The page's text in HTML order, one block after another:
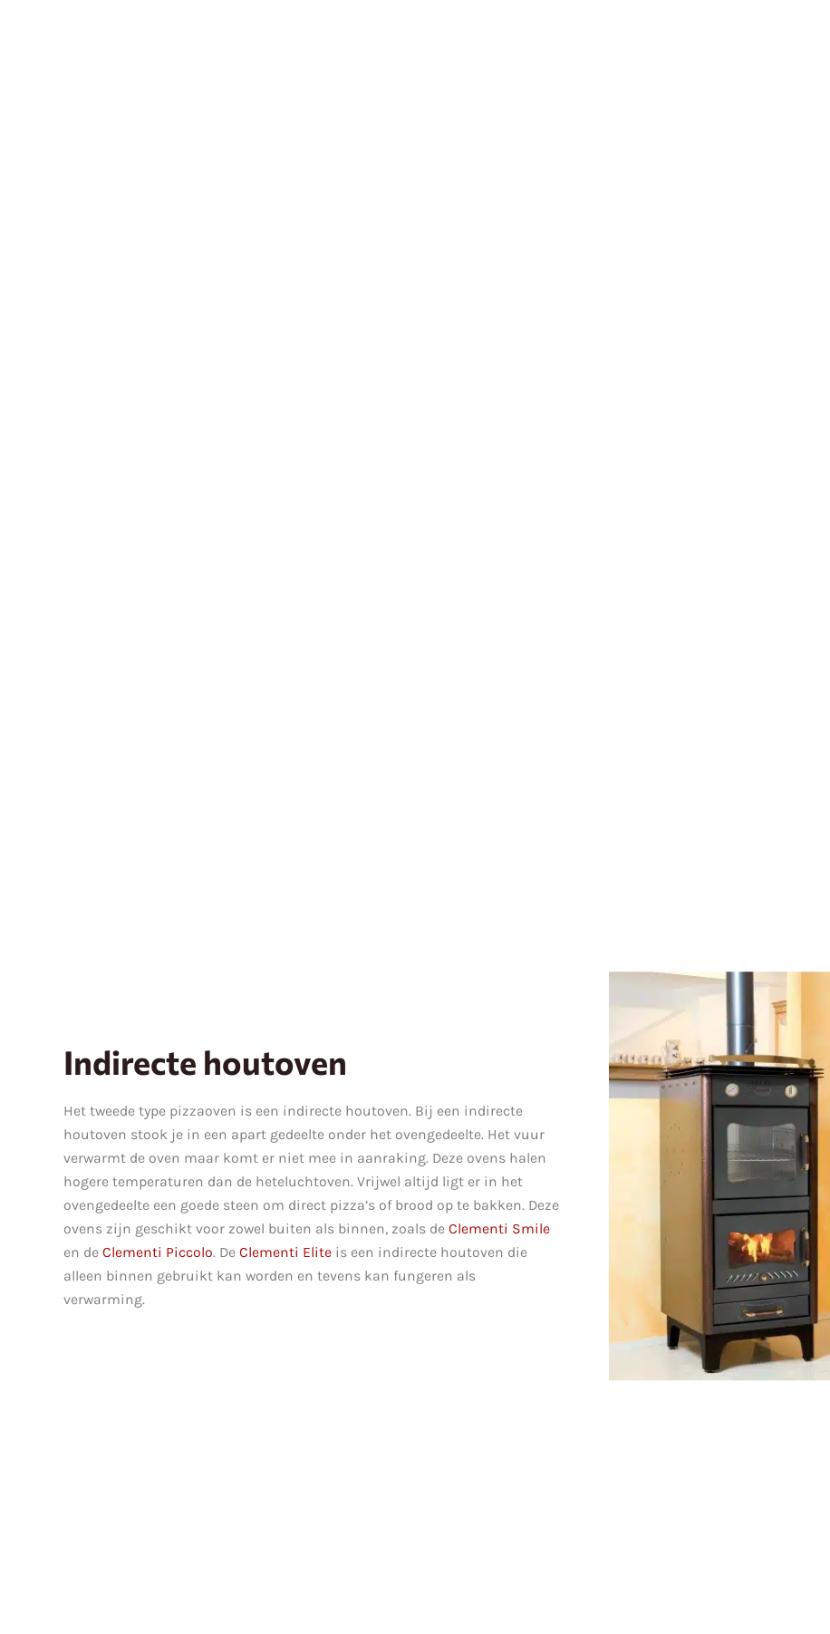
Indirecte houtoven
Het tweede type pizzaoven is een indirecte houtoven. Bij een indirecte
houtoven stook je in een apart gedeelte onder het ovengedeelte. Het vuur
verwarmt de oven maar komt er niet mee in aanraking. Deze ovens halen
hogere temperaturen dan de heteluchtoven. Vrijwel altijd ligt er in het
ovengedeelte een goede steen om direct pizza’s of brood op te bakken. Deze
ovens zijn geschikt voor zowel buiten als binnen, zoals de Clementi Smile
en de Clementi Piccolo. De Clementi Elite is een indirecte houtoven die
alleen binnen gebruikt kan worden en tevens kan fungeren als
verwarming.